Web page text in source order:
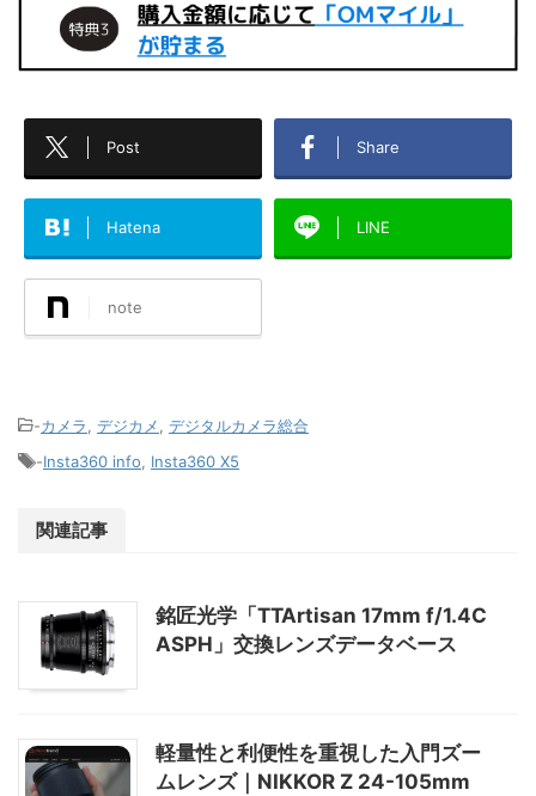
Post Share
Hatena LINE
note
-カメラ デジカメ
デジタルカメラ総合
-Insta360 info Insta360 X5
関連記事
銘匠光学「TTArtisan 17mm f/1.4C
ASPH」交換レンズデータベース
軽量性と利便性を重視した入門ズー
ムレンズ｜NIKKOR Z 24-105mm